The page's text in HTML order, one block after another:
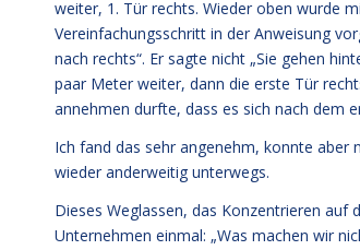
weiter, 1. Tür rechts. Wieder oben wurde
Vereinfachungsschritt in der Anweisung
nach rechts“. Er sagte nicht „Sie gehen
paar Meter weiter, dann die erste Tür
annehmen durfte, dass es sich nach dem
Ich fand das sehr angenehm, konnte
wieder anderweitig unterwegs.
Dieses Weglassen, das Konzentrieren auf
Unternehmen einmal: „Was machen wir